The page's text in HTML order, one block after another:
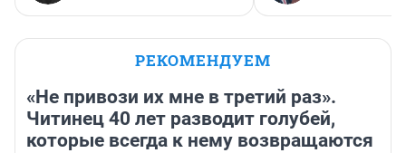
РЕКОМЕНДУЕМ
«Не привози их мне в третий раз».
Читинец 40 лет разводит голубей,
которые всегда к нему возвращаются